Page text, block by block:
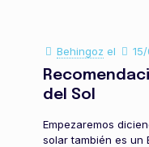
Behingoz el
del Sol
Empezaremos
solar también es un